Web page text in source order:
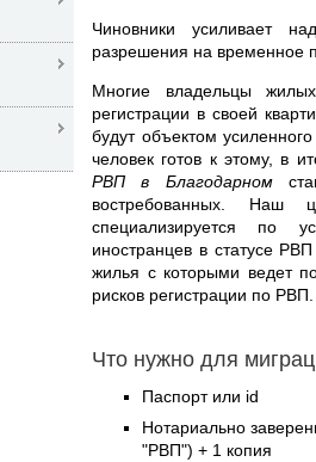
Чиновники усиливает
разрешения на временное
Многие владельцы
регистрации в своей
будут объектом
человек готов к этому, в
РВП в Благодарном
востребованных. Наш
специализируется по
иностранцев в статусе
жилья с которыми ведет
рисков регистрации по РВП.
Что нужно для
Паспорт или id
Нотариально
"РВП") + 1 копия